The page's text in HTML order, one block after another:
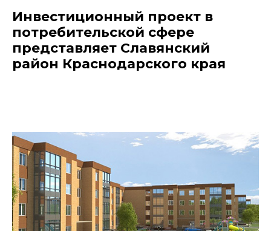
Инвестиционный проект в
потребительской сфере
представляет Славянский
район Краснодарского края